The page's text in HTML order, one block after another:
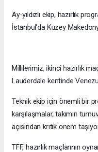
Ay-yıldızlı ekip, hazırlık
İstanbul’da Kuzey
Millilerimiz, ikinci hazırlık
Lauderdale kentinde
Teknik ekip için önemli bir
karşılaşmalar, takımın
açısından kritik önem
TFF, hazırlık maçlarının